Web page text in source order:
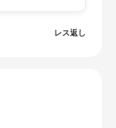
レス返し